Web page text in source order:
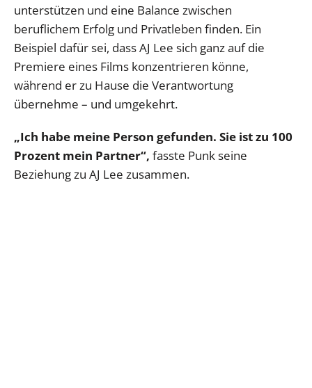
unterstützen und eine Balance zwischen
beruflichem Erfolg und Privatleben finden. Ein
Beispiel dafür sei, dass AJ Lee sich ganz auf die
Premiere eines Films konzentrieren könne,
während er zu Hause die Verantwortung
übernehme – und umgekehrt.
„Ich habe meine Person gefunden. Sie ist zu 100
Prozent mein Partner“, fasste Punk seine
Beziehung zu AJ Lee zusammen.